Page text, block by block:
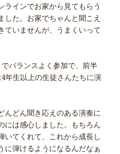
ラインでお家から見てもらう
した。お家でちゃんと聞こえ
ていませんが、うまくいって
バランスよく参加で、前半
年生以上の生徒さんたちに演
んどん聞き応えのある演奏に
には感心しました。もちろん
いてくれて、これから成長し
に弾けるようになるんだなぁ